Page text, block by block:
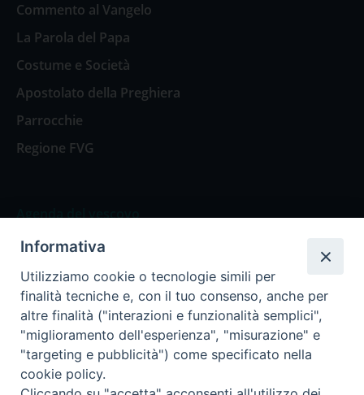
Commento al Vangelo
La Parola del Papa
Costume e Società
Apostolato della Preghiera
Parrocchie
Regione FVG
Agenda del vescovo
Agenda del vescovo
Privacy Policy Trasparenza
Informativa
Utilizziamo cookie o tecnologie simili per
finalità tecniche e, con il tuo consenso, anche per
altre finalità ("interazioni e funzionalità semplici",
"miglioramento dell'esperienza", "misurazione" e
"targeting e pubblicità") come specificato nella
cookie policy.